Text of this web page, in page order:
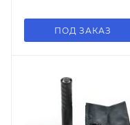
ПОД ЗАКАЗ